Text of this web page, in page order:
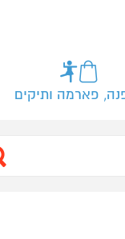
פארמה ותיקים